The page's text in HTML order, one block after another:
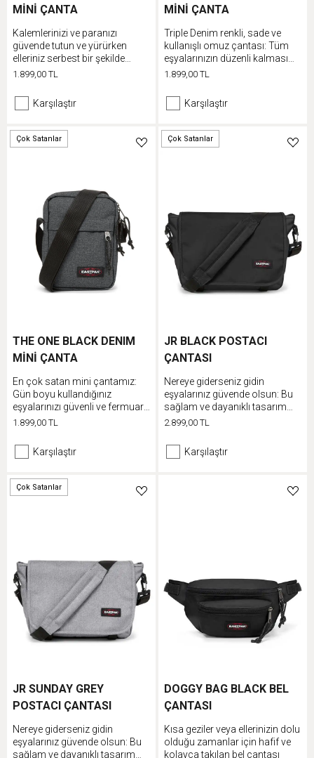
MİNİ ÇANTA
Kalemlerinizi ve paranızı
güvende tutun ve yürürken
elleriniz serbest bir şekilde
müzik dinleyin
1.899,00 TL
Karşılaştır
MİNİ ÇANTA
Triple Denim renkli, sade ve
kullanışlı omuz çantası: Tüm
eşyalarınızın düzenli kalması
için tasarlandı
1.899,00 TL
Karşılaştır
Çok Satanlar
THE ONE BLACK DENIM
MİNİ ÇANTA
En çok satan mini çantamız:
Gün boyu kullandığınız
eşyalarınızı güvenli ve fermuarlı
ceplerine koyun
1.899,00 TL
Karşılaştır
Çok Satanlar
JR BLACK POSTACI
ÇANTASI
Nereye giderseniz gidin
eşyalarınız güvende olsun: Bu
sağlam ve dayanıklı tasarım
cesur desen ve renk
2.899,00 TL
Karşılaştır
Çok Satanlar
JR SUNDAY GREY
POSTACI ÇANTASI
Nereye giderseniz gidin
eşyalarınız güvende olsun: Bu
sağlam ve dayanıklı tasarım
DOGGY BAG BLACK BEL
ÇANTASI
Kısa geziler veya ellerinizin dolu
olduğu zamanlar için hafif ve
kolayca takılan bel çantası